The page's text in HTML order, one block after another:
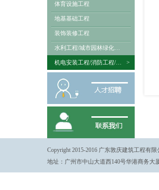
体育设施工程
地基基础工程
装饰装修工程
水利工程/城市园林绿化工程
机电安装工程/消防工程/建筑智能化工程 >
Copyright 2015-2016 广东敦庆建筑工程有限
地址：广州市中山大道西140号华港商务大